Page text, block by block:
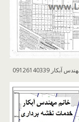
09126140339